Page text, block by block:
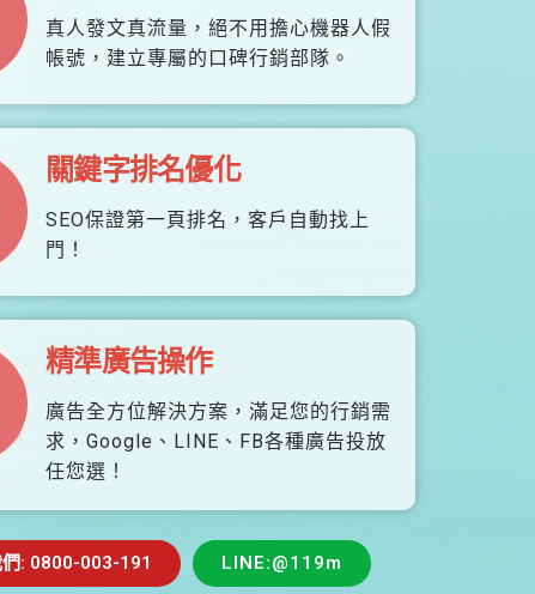
真人發文真流量，絕不用擔心機器人假
帳號，建立專屬的口碑行銷部隊。
關鍵字排名優化
SEO保證第一頁排名，客戶自動找上
門！
精準廣告操作
廣告全方位解決方案，滿足您的行銷需
求，Google、LINE、FB各種廣告投放
任您選！
: 0800-003-191 LINE:@119m